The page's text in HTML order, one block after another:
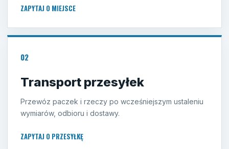
ZAPYTAJ O MIEJSCE
02
Transport przesyłek
Przewóz paczek i rzeczy po wcześniejszym ustaleniu
wymiarów, odbioru i dostawy.
ZAPYTAJ O PRZESYŁKĘ